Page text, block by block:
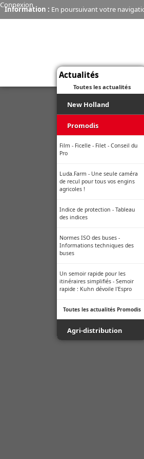
Information : En poursuivant votre
Connexion
Actualités
Toutes les actualités
New Holland
Moissonneuse-batteuse - La
gérer sa flotte même en zone
blanche
Holland, c’est fini
T7 psychédélique pour les 60 ans
de son usine anglaise
Holland va présenter Stout, son
cultivateur intelligent, au Fira
Holland
Promodis
Film - Ficelle - Filet - Conseil du
Pro
Luda.Farm - Une seule caméra
de recul pour tous vos engins
agricoles !
Indice de protection - Tableau
des indices
Normes ISO des buses -
Informations techniques des
buses
Un semoir rapide pour les
itinéraires simplifiés - Semoir
rapide : Kuhn dévoile l'Espro
Toutes les actualités Promodis
Agri-distribution